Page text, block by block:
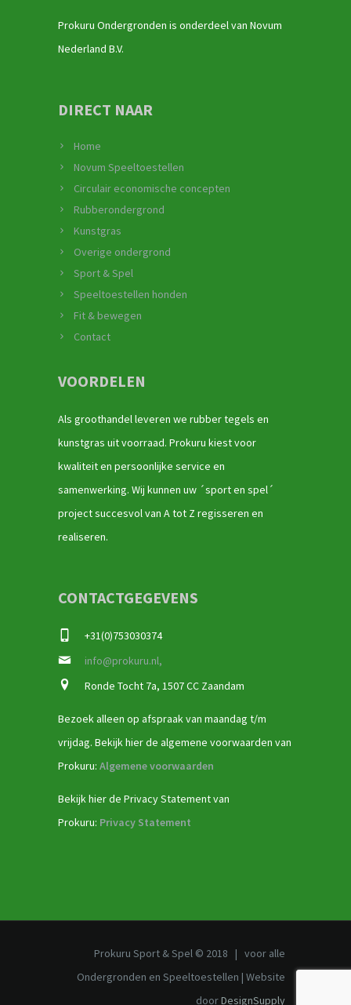
Prokuru Ondergronden is onderdeel van Novum
Nederland B.V.
DIRECT NAAR
Home
Novum Speeltoestellen
Circulair economische concepten
Rubberondergrond
Kunstgras
Overige ondergrond
Sport & Spel
Speeltoestellen honden
Fit & bewegen
Contact
VOORDELEN
Als groothandel leveren we rubber tegels en
kunstgras uit voorraad. Prokuru kiest voor
kwaliteit en persoonlijke service en
samenwerking. Wij kunnen uw ´sport en spel´
project succesvol van A tot Z regisseren en
realiseren.
CONTACTGEGEVENS
+31(0)753030374
info@prokuru.nl,
Ronde Tocht 7a, 1507 CC Zaandam
Bezoek alleen op afspraak van maandag t/m
vrijdag. Bekijk hier de algemene voorwaarden van
Prokuru: Algemene voorwaarden
Bekijk hier de Privacy Statement van
Prokuru: Privacy Statement
Prokuru Sport & Spel © 2018 | voor alle
Ondergronden en Speeltoestellen | Website
doorDesignSupply